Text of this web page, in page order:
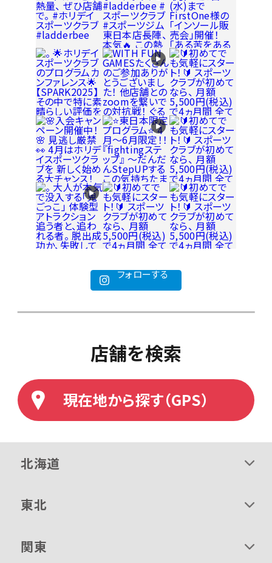
フォローする
店舗を検索
現在地から探す（GPS）
北海道
東北
関東